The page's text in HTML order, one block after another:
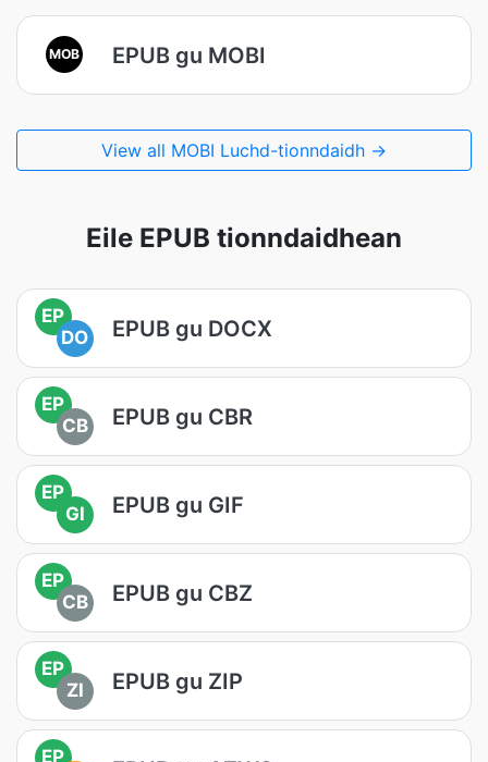
MOB EPUB gu MOBI
View all MOBI Luchd-tionndaidh →
Eile EPUB tionndaidhean
EP
DO
EPUB gu DOCX
EP
CB
EPUB gu CBR
EP
GI
EPUB gu GIF
EP
CB
EPUB gu CBZ
EP
ZI
EPUB gu ZIP
EP